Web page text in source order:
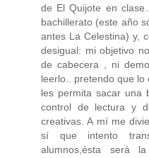
de El Quijote en
bachillerato (este año
antes La Celestina) y,
desigual: mi objetivo
de cabecera , ni
leerlo.. pretendo que
les permita sacar una
control de lectura y
creativas. A mí me
sí que intento
alumnos,ésta será